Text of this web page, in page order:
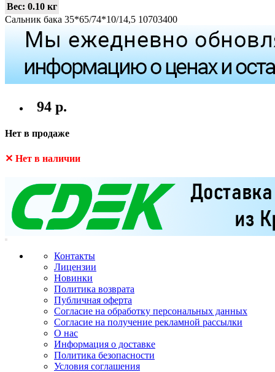
Вес: 0.10 кг
Сальник бака 35*65/74*10/14,5 10703400
94 р.
Нет в продаже
✕ Нет в наличии
Контакты
Лицензии
Новинки
Политика возврата
Публичная оферта
Согласие на обработку персональных данных
Согласие на получение рекламной рассылки
О нас
Информация о доставке
Политика безопасности
Условия соглашения